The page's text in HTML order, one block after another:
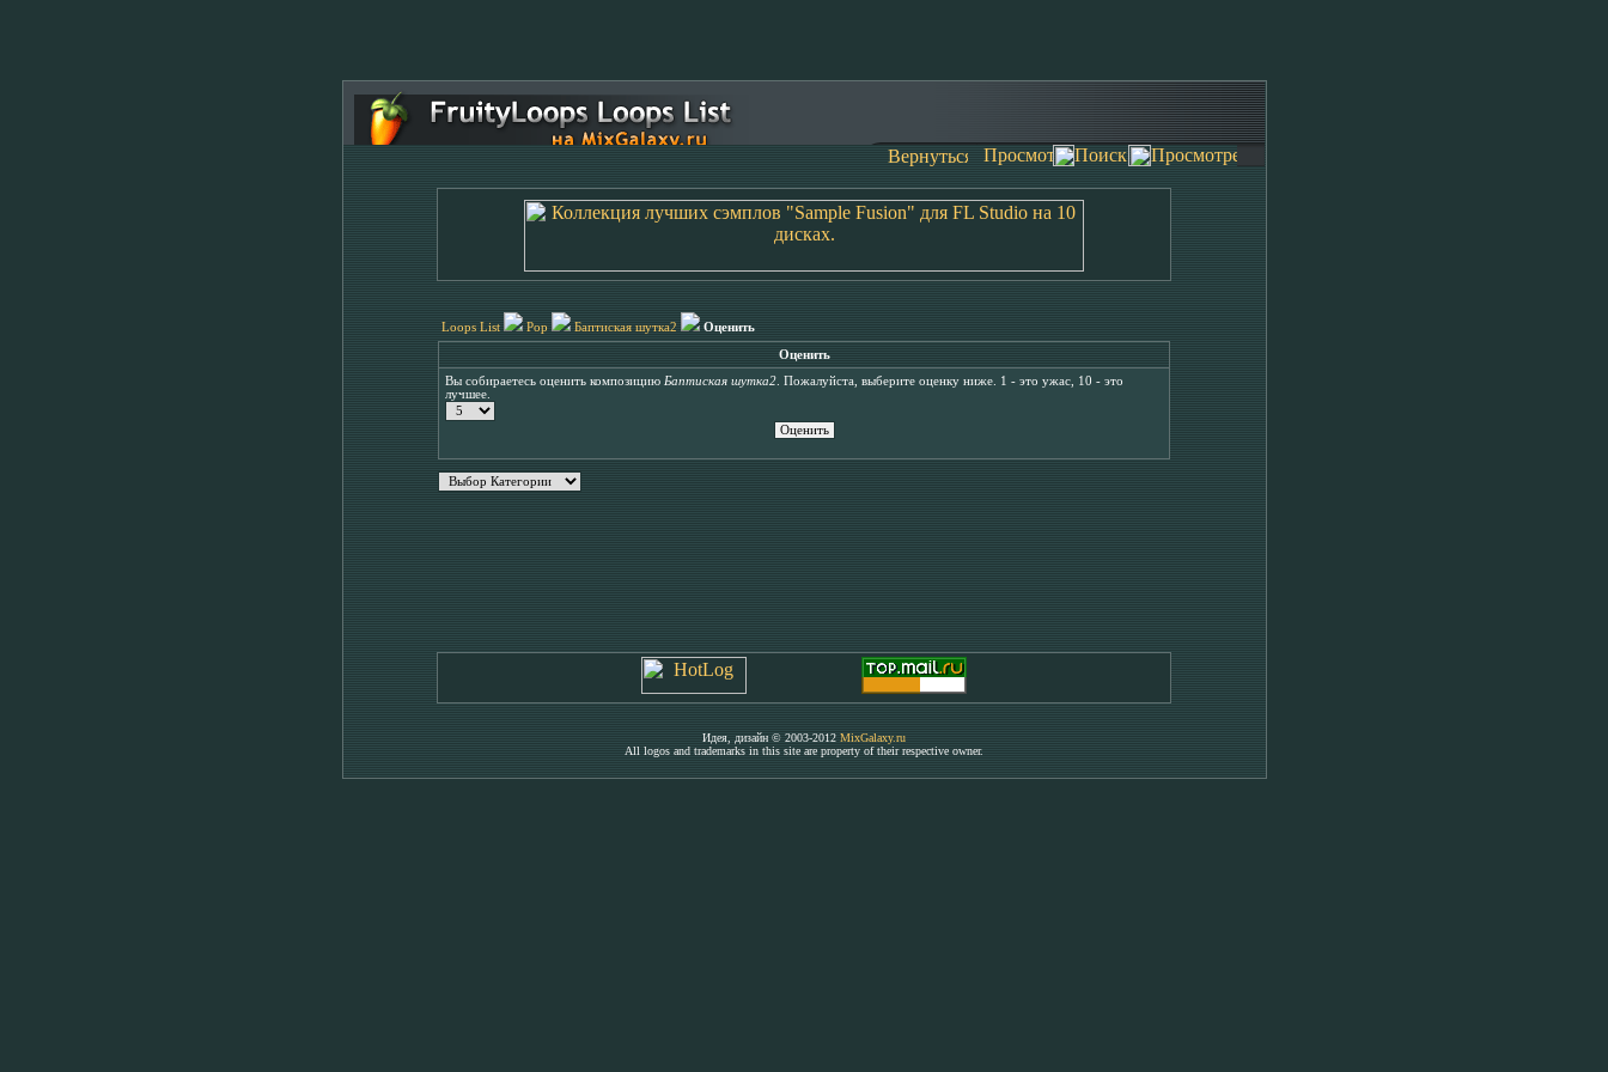
Loops List Pop Баптиская шутка2 Оценить
Оценить
Вы собираетесь оценить композицию Баптиская шутка2 . Пожалуйста, выберите оценку ниже. 1 - это ужас, 10 - это
лучшее.
Идея, дизайн © 2003-2012 MixGalaxy.ru
All logos and trademarks in this site are property of their respective owner.